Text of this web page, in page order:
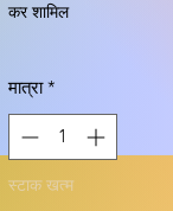
कर शामिल
मात्रा *
स्टाक खत्म